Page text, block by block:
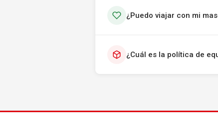
¿Puedo viajar con mi
¿Cuál es la política de